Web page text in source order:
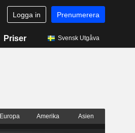
Logga in Prenumerera
Priser Svensk Utgåva
Europa Amerika Asien